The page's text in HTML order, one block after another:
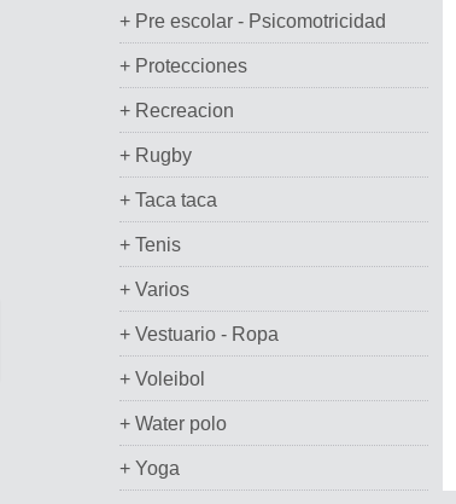
+ Pre escolar - Psicomotricidad
+ Protecciones
+ Recreacion
+ Rugby
+ Taca taca
+ Tenis
+ Varios
+ Vestuario - Ropa
+ Voleibol
+ Water polo
+ Yoga